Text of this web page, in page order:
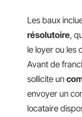
Les baux
résolutoire,
le loyer ou les
Avant de
sollicite un
envoyer un
locataire